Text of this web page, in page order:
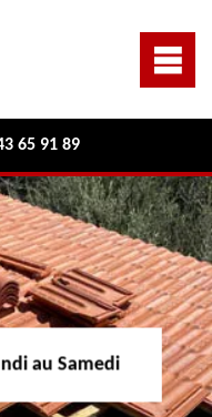
65 91 89
au Samedi